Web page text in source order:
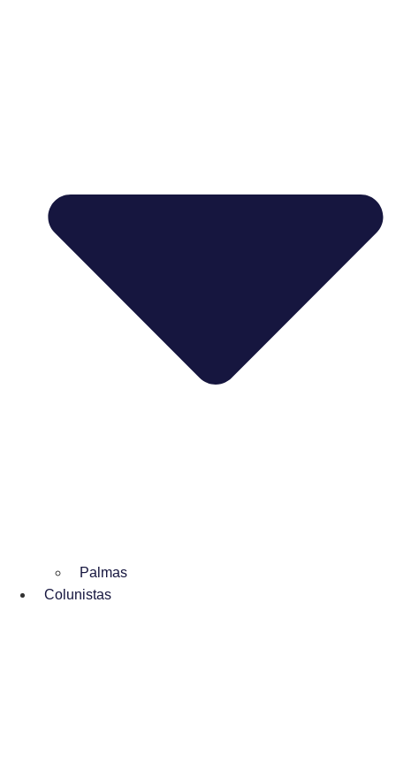
Palmas
Colunistas